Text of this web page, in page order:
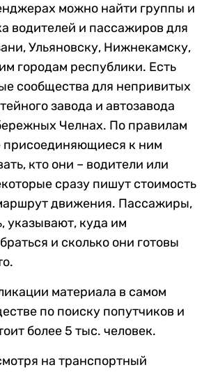
можно найти группы и
водителей и пассажиров для
Ульяновску, Нижнекамску,
городам республики. Есть
сообщества для непривитых
завода и автозавода
Челнах. По правилам
присоединяющиеся к ним
кто они – водители или
сразу пишут стоимость
движения. Пассажиры,
указывают, куда им
и сколько они готовы
материала в самом
по поиску попутчиков и
более 5 тыс. человек.
на транспортный